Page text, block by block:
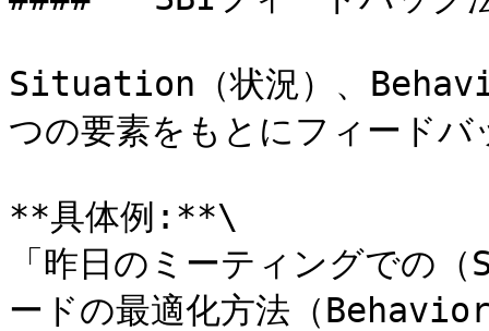
Situation（状況）、
つの要素をもとにフィードバ
**具体例:**\
「昨日のミーティングでの
ードの最適化方法（